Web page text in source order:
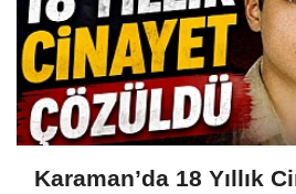
Karaman’da 18 Yıllık